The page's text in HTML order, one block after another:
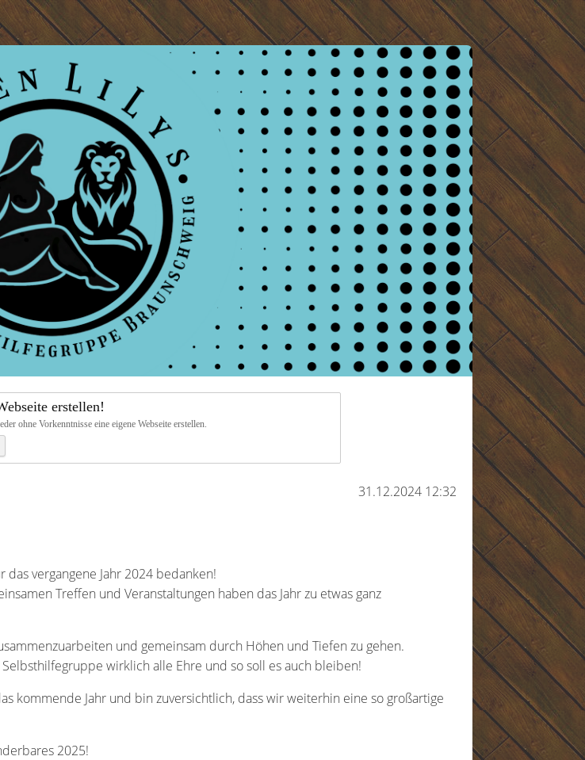
erstellen!
ohne Vorkenntnisse eine eigene Webseite erstellen.
31.12.2024 12:32
vergangene Jahr 2024 bedanken!
Treffen und Veranstaltungen haben das Jahr zu etwas ganz
und gemeinsam durch Höhen und Tiefen zu gehen.
wirklich alle Ehre und so soll es auch bleiben!
kommende Jahr und bin zuversichtlich, dass wir weiterhin eine so großartige
2025!